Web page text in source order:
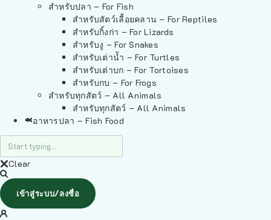
สำหรับปลา – For Fish
สำหรับสัตว์เลื้อยคลาน – For Reptiles
สำหรับกิ้งก่า – For Lizards
สำหรับงู – For Snakes
สำหรับเต่าน้ำ – For Turtles
สำหรับเต่าบก – For Tortoises
สำหรับกบ – For Frogs
สำหรับทุกสัตว์ – All Animals
สำหรับทุกสัตว์ – All Animals
อาหารปลา – Fish Food
Clear
เข้าสู่ระบบ/ลงชื่อ